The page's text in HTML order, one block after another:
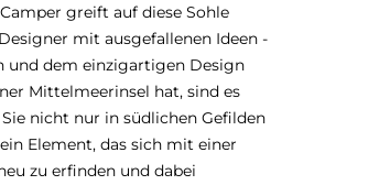
greift auf diese Sohle
mit ausgefallenen Ideen -
und dem einzigartigen Design
Mittelmeerinsel hat, sind es
nicht nur in südlichen Gefilden
Element, das sich mit einer
zu erfinden und dabei